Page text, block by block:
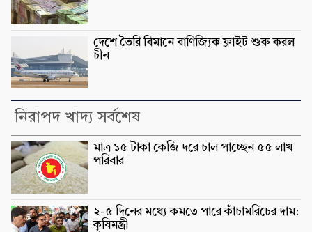
দেশে তৈরি বিমানে বাণিজ্যিক ফ্লাইট শুরু করল
চীন
নিরাপদ খাদ্য সর্বশেষ
মাত্র ১৫ টাকা কেজি দরে চাল পাচ্ছেন ৫৫ লাখ
পরিবার
২-৫ দিনের মধ্যে কমতে পারে কাঁচামরিচের দাম:
কৃষিমন্ত্রী